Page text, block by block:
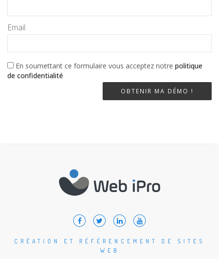
Email
En soumettant ce formulaire vous acceptez notre politique
de confidentialité
CRÉATION ET RÉFÉRENCEMENT DE SITES
WEB